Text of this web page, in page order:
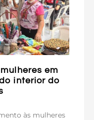
em
interior do
às mulheres